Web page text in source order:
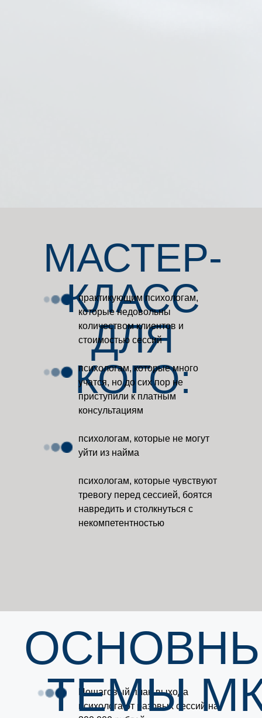
МАСТЕР-
КЛАСС
ДЛЯ
КОГО:
практикующим психологам,
которые недовольны
количеством клиентов и
стоимостью сессий
психологам, которые много
учатся, но до сих пор не
приступили к платным
консультациям
психологам, которые не могут
уйти из найма
психологам, которые чувствуют
тревогу перед сессией, боятся
навредить и столкнуться с
некомпетентностью
Пошаговый план выхода
психолога от разовых сессий на
ТЕМЫ